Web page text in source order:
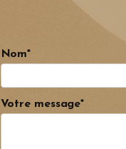
Nom*
Votre message*